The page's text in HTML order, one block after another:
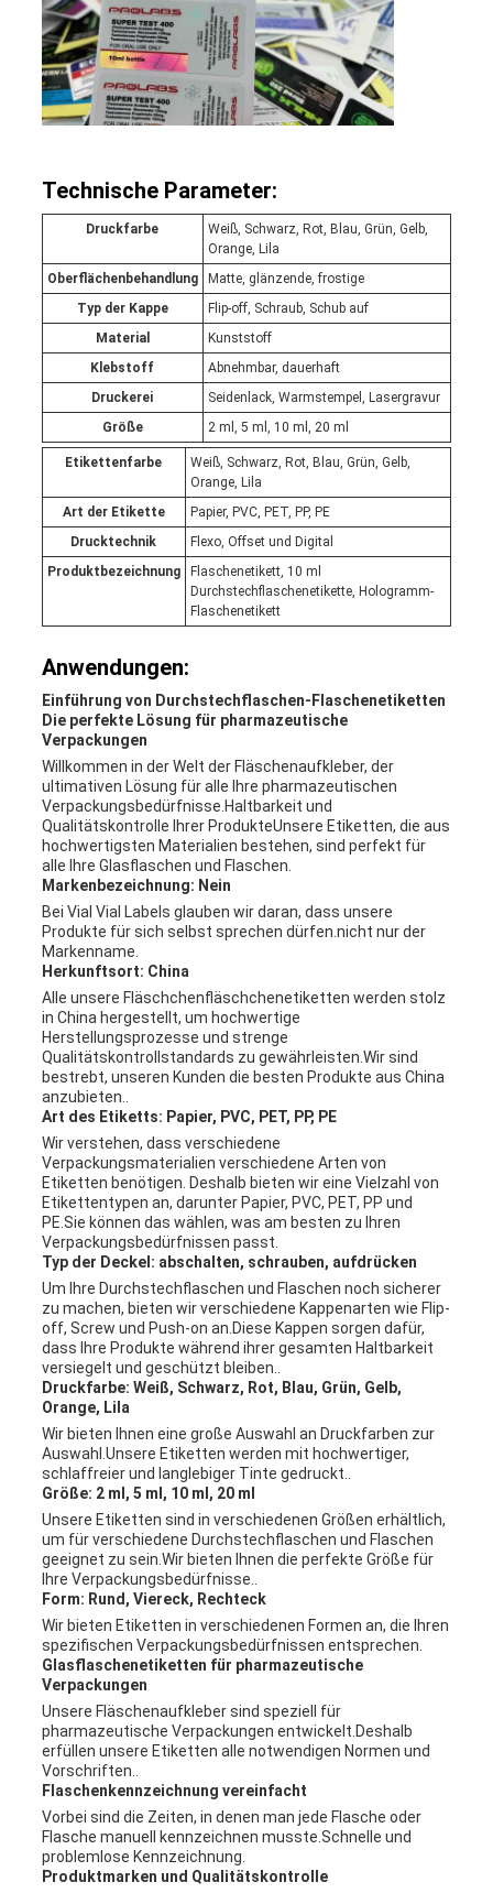
Technische Parameter:
Druckfarbe
Weiß, Schwarz, Rot, Blau, Grün, Gelb,
Orange, Lila
Oberflächenbehandlung
Matte, glänzende, frostige
Typ der Kappe
Flip-off, Schraub, Schub auf
Material
Kunststoff
Klebstoff
Abnehmbar, dauerhaft
Druckerei
Seidenlack, Warmstempel, Lasergravur
Größe
2 ml, 5 ml, 10 ml, 20 ml
Etikettenfarbe
Weiß, Schwarz, Rot, Blau, Grün, Gelb,
Orange, Lila
Art der Etikette
Papier, PVC, PET, PP, PE
Drucktechnik
Flexo, Offset und Digital
Produktbezeichnung
Flaschenetikett, 10 ml
Durchstechflaschenetikette, Hologramm-
Flaschenetikett
Anwendungen:
Einführung von Durchstechflaschen-Flaschenetiketten
Die perfekte Lösung für pharmazeutische
Verpackungen
Willkommen in der Welt der Fläschenaufkleber, der
ultimativen Lösung für alle Ihre pharmazeutischen
Verpackungsbedürfnisse.Haltbarkeit und
Qualitätskontrolle Ihrer ProdukteUnsere Etiketten, die aus
hochwertigsten Materialien bestehen, sind perfekt für
alle Ihre Glasflaschen und Flaschen.
Markenbezeichnung: Nein
Bei Vial Vial Labels glauben wir daran, dass unsere
Produkte für sich selbst sprechen dürfen.nicht nur der
Markenname.
Herkunftsort: China
Alle unsere Fläschchenfläschchenetiketten werden stolz
in China hergestellt, um hochwertige
Herstellungsprozesse und strenge
Qualitätskontrollstandards zu gewährleisten.Wir sind
bestrebt, unseren Kunden die besten Produkte aus China
anzubieten..
Art des Etiketts: Papier, PVC, PET, PP, PE
Wir verstehen, dass verschiedene
Verpackungsmaterialien verschiedene Arten von
Etiketten benötigen. Deshalb bieten wir eine Vielzahl von
Etikettentypen an, darunter Papier, PVC, PET, PP und
PE.Sie können das wählen, was am besten zu Ihren
Verpackungsbedürfnissen passt.
Typ der Deckel: abschalten, schrauben, aufdrücken
Um Ihre Durchstechflaschen und Flaschen noch sicherer
zu machen, bieten wir verschiedene Kappenarten wie Flip-
off, Screw und Push-on an.Diese Kappen sorgen dafür,
dass Ihre Produkte während ihrer gesamten Haltbarkeit
versiegelt und geschützt bleiben..
Druckfarbe: Weiß, Schwarz, Rot, Blau, Grün, Gelb,
Orange, Lila
Wir bieten Ihnen eine große Auswahl an Druckfarben zur
Auswahl.Unsere Etiketten werden mit hochwertiger,
schlaffreier und langlebiger Tinte gedruckt..
Größe: 2 ml, 5 ml, 10 ml, 20 ml
Unsere Etiketten sind in verschiedenen Größen erhältlich,
um für verschiedene Durchstechflaschen und Flaschen
geeignet zu sein.Wir bieten Ihnen die perfekte Größe für
Ihre Verpackungsbedürfnisse..
Form: Rund, Viereck, Rechteck
Wir bieten Etiketten in verschiedenen Formen an, die Ihren
spezifischen Verpackungsbedürfnissen entsprechen.
Glasflaschenetiketten für pharmazeutische
Verpackungen
Unsere Fläschenaufkleber sind speziell für
pharmazeutische Verpackungen entwickelt.Deshalb
erfüllen unsere Etiketten alle notwendigen Normen und
Vorschriften..
Flaschenkennzeichnung vereinfacht
Vorbei sind die Zeiten, in denen man jede Flasche oder
Flasche manuell kennzeichnen musste.Schnelle und
problemlose Kennzeichnung.
Produktmarken und Qualitätskontrolle